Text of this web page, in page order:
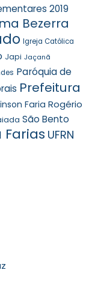
2019
Bezerra
Igreja Católica
Japi Jaçanã
Paróquia de
Prefeitura
Faria Rogério
São Bento
UFRN